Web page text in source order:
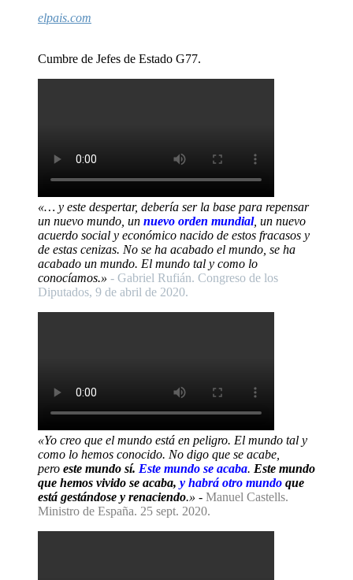
elpais.com
Cumbre de Jefes de Estado G77.
«… y este despertar, debería ser la base para repensar
un nuevo mundo, un nuevo orden mundial, un nuevo
acuerdo social y económico nacido de estos fracasos y
de estas cenizas. No se ha acabado el mundo, se ha
acabado un mundo. El mundo tal y como lo
conocíamos.» - Gabriel Rufián. Congreso de los
Diputados, 9 de abril de 2020.
«Yo creo que el mundo está en peligro. El mundo tal y
como lo hemos conocido. No digo que se acabe,
pero este mundo sí. Este mundo se acaba. Este mundo
que hemos vivido se acaba, y habrá otro mundo que
está gestándose y renaciendo.» - Manuel Castells.
Ministro de España. 25 sept. 2020.